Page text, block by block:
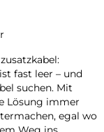
fast leer – und
suchen. Mit
Lösung immer
egal wo